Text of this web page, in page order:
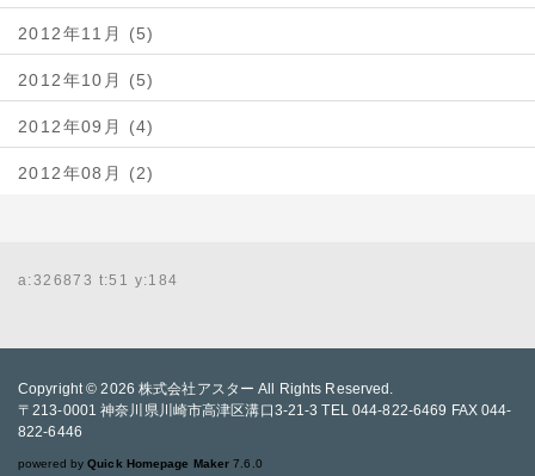
2012年11月 (5)
2012年10月 (5)
2012年09月 (4)
2012年08月 (2)
a:326873 t:51 y:184
Copyright © 2026株式会社アスター All Rights Reserved.
〒213-0001 神奈川県川崎市高津区溝口3-21-3 TEL 044-822-6469 FAX 044-
822-6446
powered byQuick Homepage Maker 7.6.0